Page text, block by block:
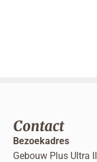
Contact
Bezoekadres
Gebouw Plus Ultra II